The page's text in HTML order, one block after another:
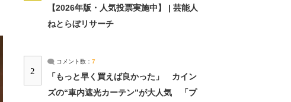
【2026年版・人気投票実施中】 | 芸能人
ねとらぼリサーチ
2
コメント数： 7
「もっと早く買えば良かった」 カイン
ズの“車内遮光カーテン”が大人気 「プ